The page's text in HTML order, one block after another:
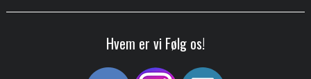
Hvem er vi Følg os!